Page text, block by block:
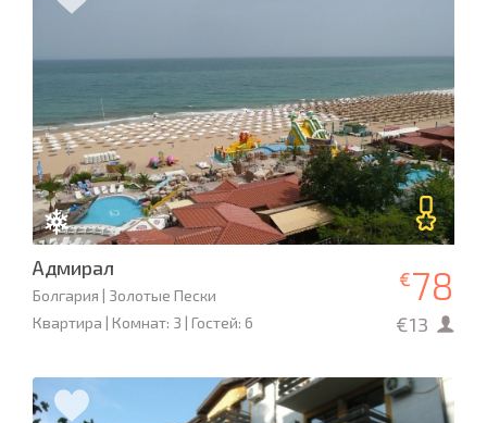
Адмирал
Болгария | Золотые Пески
Квартира | Комнат: 3 | Гостей: 6
€78
€13